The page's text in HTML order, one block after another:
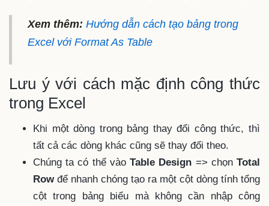
Xem thêm: Hướng dẫn cách tạo bảng trong
Excel với Format As Table
Lưu ý với cách mặc định công thức
trong Excel
Khi một dòng trong bảng thay đổi công thức, thì
tất cả các dòng khác cũng sẽ thay đổi theo.
Chúng ta có thể vàoTable Design => chọnTotal
Rowđể nhanh chóng tạo ra một cột dòng tính tổng
cột trong bảng biểu mà không cần nhập công